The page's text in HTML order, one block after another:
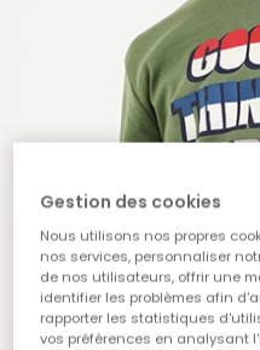
Gestion des cookies
Nous utilisons nos propres
nos services, personnaliser
de nos utilisateurs, offrir une
identifier les problèmes afin
rapporter les statistiques
vos préférences en analysant